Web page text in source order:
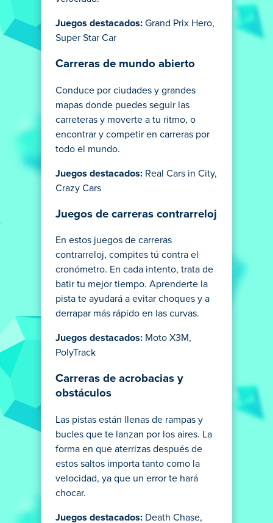
Juegos destacados: Grand Prix Hero,
Super Star Car
Carreras de mundo abierto
Conduce por ciudades y grandes
mapas donde puedes seguir las
carreteras y moverte a tu ritmo, o
encontrar y competir en carreras por
todo el mundo.
Juegos destacados: Real Cars in City,
Crazy Cars
Juegos de carreras contrarreloj
En estos juegos de carreras
contrarreloj, compites tú contra el
cronómetro. En cada intento, trata de
batir tu mejor tiempo. Aprenderte la
pista te ayudará a evitar choques y a
derrapar más rápido en las curvas.
Juegos destacados: Moto X3M,
PolyTrack
Carreras de acrobacias y
obstáculos
Las pistas están llenas de rampas y
bucles que te lanzan por los aires. La
forma en que aterrizas después de
estos saltos importa tanto como la
velocidad, ya que un error te hará
chocar.
Juegos destacados: Death Chase,